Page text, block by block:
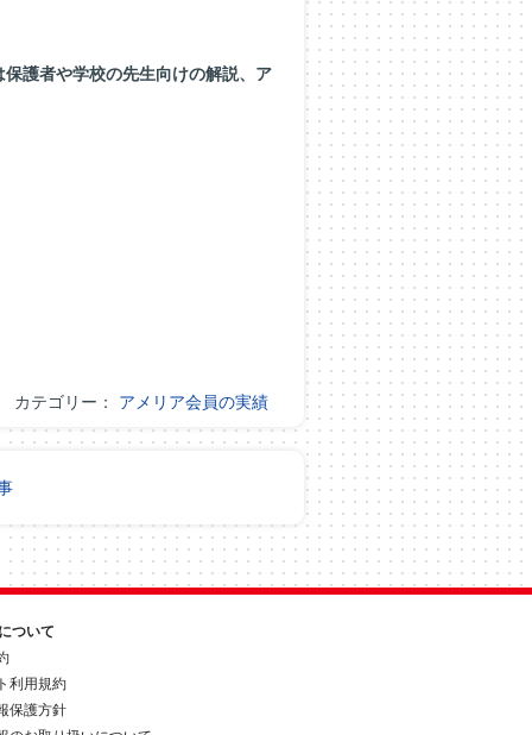
保護者や学校の先生向けの解説、ア
カテゴリー： アメリア会員の実績
ついて
利用規約
保護方針